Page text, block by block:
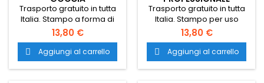
Trasporto gratuito in tutta
Italia. Stampo a forma di
goccia. stampo
professionale per
pasticceria. stampi nuovi
per pasticceria. stampo
professionale per dolci.
13,80 €
 Aggiungi al carrello
Trasporto gratuito in tutta
Italia. Stampo per uso
professionale. stampo
professionale per
pasticceria. stampi nuovi
per pasticceria. stampo
professionale per dolci.
13,80 €
 Aggiungi al carrello